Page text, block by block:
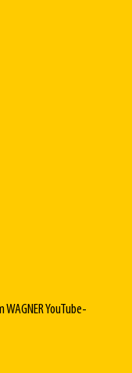
YouTube-